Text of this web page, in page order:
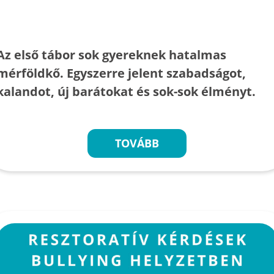
első tábor sok gyereknek hatalmas
Egyszerre jelent szabadságot,
új barátokat és sok-sok élményt.
TOVÁBB